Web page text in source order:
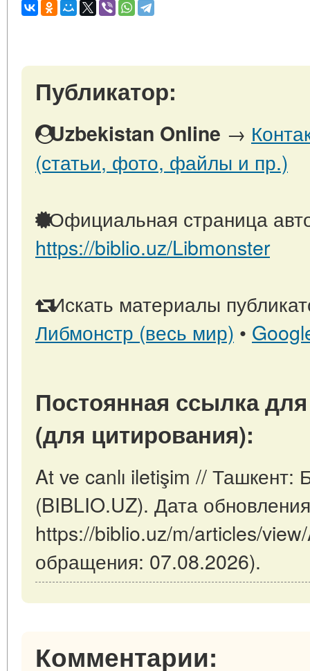
Публикатор:
Uzbekistan Online →
(статьи, фото, файлы и пр.)
Официальная страница
https://biblio.uz/Libmonster
Искать материалы
Либмонстр (весь мир) •
Постоянная ссылка
(для цитирования):
At ve canlı iletişim // Ташкент:
(BIBLIO.UZ). Дата
https://biblio.uz/m/articles/
обращения: 07.08.2026).
Комментарии: